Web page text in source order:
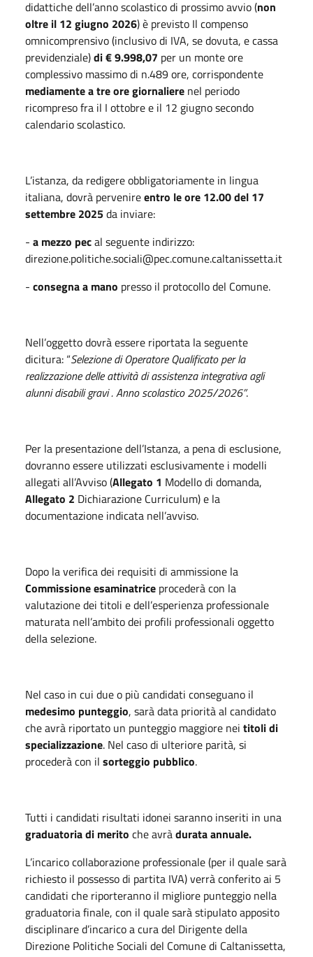
didattiche dell’anno scolastico di prossimo avvio (non
oltre il 12 giugno 2026) è previsto Il compenso
omnicomprensivo (inclusivo di IVA, se dovuta, e cassa
previdenziale)di € 9.998,07 per un monte ore
complessivo massimo di n.489 ore, corrispondente
mediamente a tre ore giornaliere nel periodo
ricompreso fra il I ottobre e il 12 giugno secondo
calendario scolastico.
L’istanza, da redigere obbligatoriamente in lingua
italiana, dovrà pervenireentro le ore 12.00 del 17
settembre 2025da inviare:
- a mezzo pecal seguente indirizzo:
direzione.politiche.sociali@pec.comune.caltanissetta.it
- consegna a mano presso il protocollo del Comune.
Nell’oggetto dovrà essere riportata la seguente
dicitura: “Selezione di Operatore Qualificato per la
realizzazione delle attività di assistenza integrativa agli
alunni disabili gravi . Anno scolastico 2025/2026”.
Per la presentazione dell’Istanza, a pena di esclusione,
dovranno essere utilizzati esclusivamente i modelli
allegati all’Avviso (Allegato 1 Modello di domanda,
Allegato 2 Dichiarazione Curriculum) e la
documentazione indicata nell’avviso.
Dopo la verifica dei requisiti di ammissione la
Commissione esaminatrice procederà con la
valutazione dei titoli e dell’esperienza professionale
maturata nell’ambito dei profili professionali oggetto
della selezione.
Nel caso in cui due o più candidati conseguano il
medesimo punteggio, sarà data priorità al candidato
che avrà riportato un punteggio maggiore nei titoli di
specializzazione. Nel caso di ulteriore parità, si
procederà con il sorteggio pubblico.
Tutti i candidati risultati idonei saranno inseriti in una
graduatoria di merito che avràdurata annuale.
L’incarico collaborazione professionale (per il quale sarà
richiesto il possesso di partita IVA) verrà conferito ai 5
candidati che riporteranno il migliore punteggio nella
graduatoria finale, con il quale sarà stipulato apposito
disciplinare d’incarico a cura del Dirigente della
Direzione Politiche Sociali del Comune di Caltanissetta,